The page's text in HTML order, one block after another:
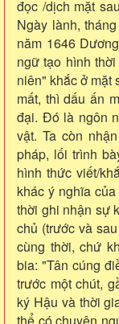
đọc /dịch mặt
Ngày lành,
năm 1646
ngữ tạo hình
niên" khắc ở mặt
mất, thì dấu ấn
đại. Đó là ngôn
vật. Ta còn
pháp, lối trình
hình thức viết/
khác ý nghĩa
thời ghi nhận sự
chủ (trước và
cùng thời, chứ
bia: "Tân cúng
trước một chút,
ký Hậu và thời
thể có chuyện